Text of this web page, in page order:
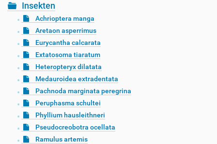
Insekten
Achrioptera manga
Aretaon asperrimus
Eurycantha calcarata
Extatosoma tiaratum
Heteropteryx dilatata
Medauroidea extradentata
Pachnoda marginata peregrina
Peruphasma schultei
Phyllium hausleithneri
Pseudocreobotra ocellata
Ramulus artemis